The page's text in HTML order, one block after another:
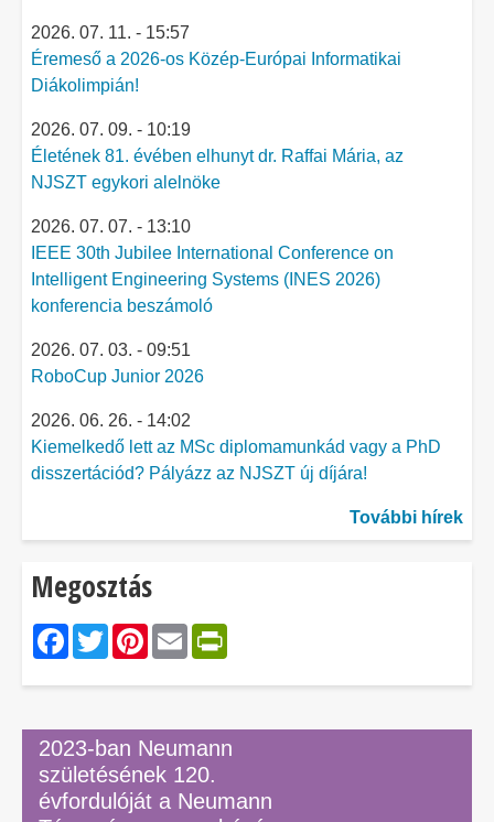
2026. 07. 11. - 15:57
Éremeső a 2026-os Közép-Európai Informatikai
Diákolimpián!
2026. 07. 09. - 10:19
Életének 81. évében elhunyt dr. Raffai Mária, az
NJSZT egykori alelnöke
2026. 07. 07. - 13:10
IEEE 30th Jubilee International Conference on
Intelligent Engineering Systems (INES 2026)
konferencia beszámoló
2026. 07. 03. - 09:51
RoboCup Junior 2026
2026. 06. 26. - 14:02
Kiemelkedő lett az MSc diplomamunkád vagy a PhD
disszertációd? Pályázz az NJSZT új díjára!
További hírek
Megosztás
Facebook
Twitter
Pinterest
Email
2023-ban Neumann
születésének 120.
évfordulóját a Neumann